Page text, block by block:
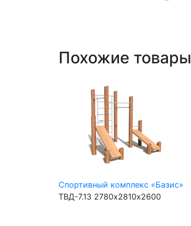
Похожие товары
Спортивный комплекс «Базис»
ТВД-7.13 2780х2810х2600